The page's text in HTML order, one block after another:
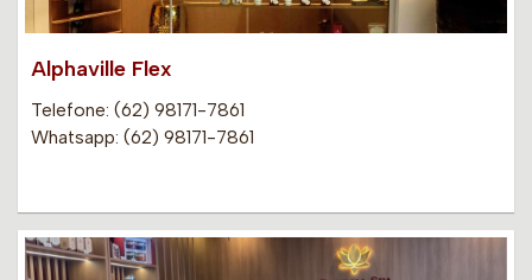
Alphaville Flex
Telefone: (62) 98171-7861
Whatsapp: (62) 98171-7861